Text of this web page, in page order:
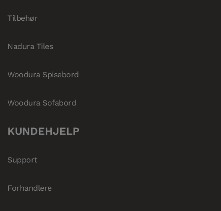
Tilbehør
Nadura Tiles
Woodura Spisebord
Woodura Sofabord
KUNDEHJELP
Support
Forhandlere